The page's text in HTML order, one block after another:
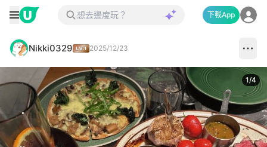
下載App
Nikki0329 2025/12/23
1/4